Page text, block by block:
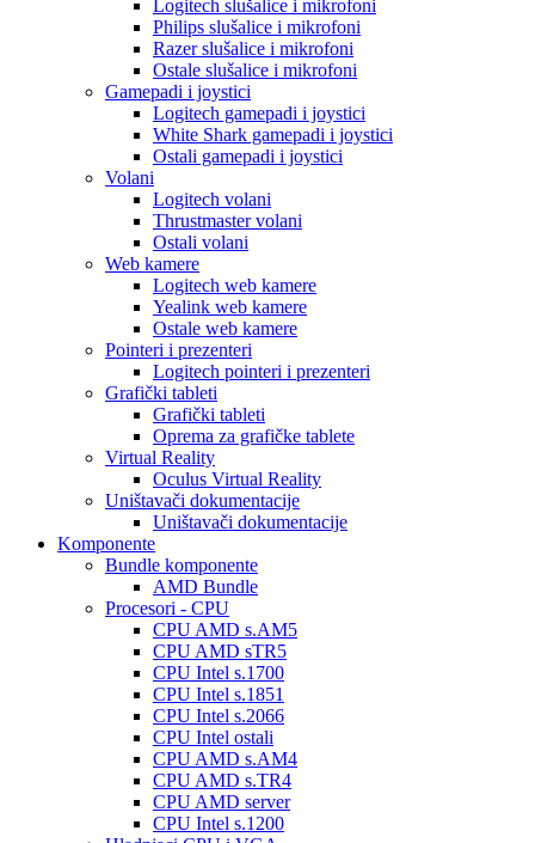
Logitech slušalice i mikrofoni
Philips slušalice i mikrofoni
Razer slušalice i mikrofoni
Ostale slušalice i mikrofoni
Gamepadi i joystici
Logitech gamepadi i joystici
White Shark gamepadi i joystici
Ostali gamepadi i joystici
Volani
Logitech volani
Thrustmaster volani
Ostali volani
Web kamere
Logitech web kamere
Yealink web kamere
Ostale web kamere
Pointeri i prezenteri
Logitech pointeri i prezenteri
Grafički tableti
Grafički tableti
Oprema za grafičke tablete
Virtual Reality
Oculus Virtual Reality
Uništavači dokumentacije
Uništavači dokumentacije
Komponente
Bundle komponente
AMD Bundle
Procesori - CPU
CPU AMD s.AM5
CPU AMD sTR5
CPU Intel s.1700
CPU Intel s.1851
CPU Intel s.2066
CPU Intel ostali
CPU AMD s.AM4
CPU AMD s.TR4
CPU AMD server
CPU Intel s.1200